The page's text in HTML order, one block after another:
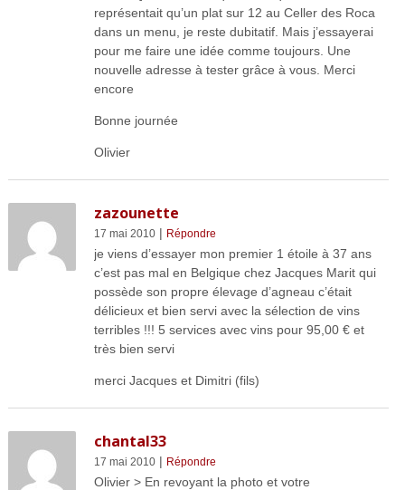
représentait qu’un plat sur 12 au Celler des Roca
dans un menu, je reste dubitatif. Mais j’essayerai
pour me faire une idée comme toujours. Une
nouvelle adresse à tester grâce à vous. Merci
encore
Bonne journée
Olivier
zazounette
17 mai 2010| Répondre
je viens d’essayer mon premier 1 étoile à 37 ans
c’est pas mal en Belgique chez Jacques Marit qui
possède son propre élevage d’agneau c’était
délicieux et bien servi avec la sélection de vins
terribles !!! 5 services avec vins pour 95,00 € et
très bien servi
merci Jacques et Dimitri (fils)
chantal33
17 mai 2010| Répondre
Olivier > En revoyant la photo et votre